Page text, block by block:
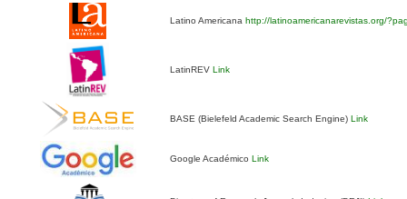
Latino Americana http://latinoamericanarevistas.org/
LatinREV Link
BASE (Bielefeld Academic Search Engine) Link
Google AcadémicoLink